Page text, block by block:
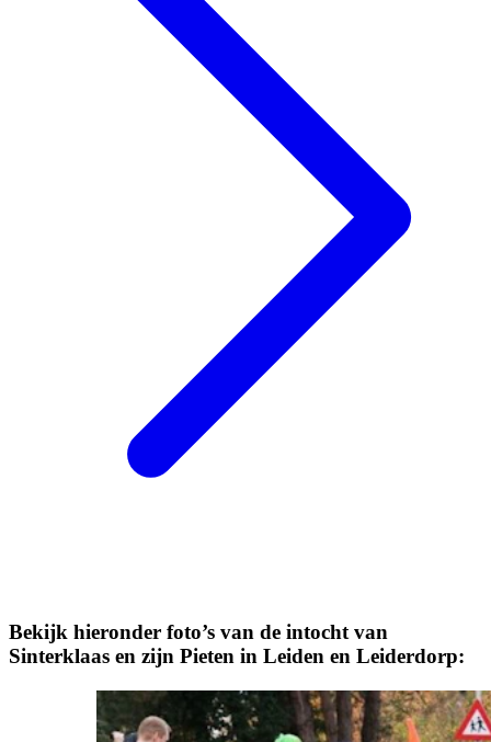
Bekijk hieronder foto’s van de intocht van
Sinterklaas en zijn Pieten in Leiden en Leiderdorp: